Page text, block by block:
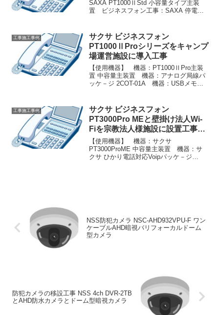
SAXA PT1000ⅡStd 小容量タイプ主装
置 ビジネスフォン工事：SAXA 停電用
局線パッ...
工事施工事例
サクサ ビジネスフォン
PT1000ⅡProシリーズをキャンプ
場運営施設に導入工事
【使用機器】 機器：PT1000ⅡPro主装
置 中容量主装置 機器：アナログ局線パ
ッケ－ジ 2COT-01A 機器：USBメモリ
CL825(W) ...
工事施工事例
サクサ ビジネスフォン
PT3000Pro MEと壁掛け法人Wi-
Fiを宗教法人様施設に設置工事し
ました
【使用機器】 機器：サクサ
PT3000ProME 中容量主装置 機器：サ
クサ ひかり電話対応Voipパッケ－ジ
NSS防犯カメラ NSC-AHD932VPU-F ワン
ケーブルAHD暗視バリフォーカルドーム
型カメラ
防犯カメラの移設工事 NSS 4ch DVR-2TB
とAHD防水カメラとドーム型暗視カメラ